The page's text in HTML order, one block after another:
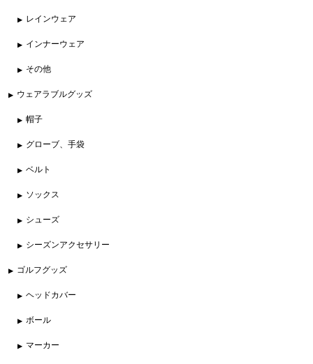
レインウェア
インナーウェア
その他
ウェアラブルグッズ
帽子
グローブ、手袋
ベルト
ソックス
シューズ
シーズンアクセサリー
ゴルフグッズ
ヘッドカバー
ボール
マーカー